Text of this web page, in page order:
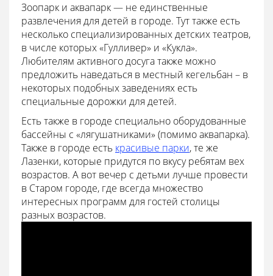
Зоопарк и аквапарк — не единственные
развлечения для детей в городе. Тут также есть
несколько специализированных детских театров,
в числе которых «Гулливер» и «Кукла».
Любителям активного досуга также можно
предложить наведаться в местный кегельбан – в
некоторых подобных заведениях есть
специальные дорожки для детей.
Есть также в городе специально оборудованные
бассейны с «лягушатниками» (помимо аквапарка).
Также в городе есть красивые парки, те же
Лазенки, которые придутся по вкусу ребятам вех
возрастов. А вот вечер с детьми лучше провести
в Старом городе, где всегда множество
интересных программ для гостей столицы
разных возрастов.